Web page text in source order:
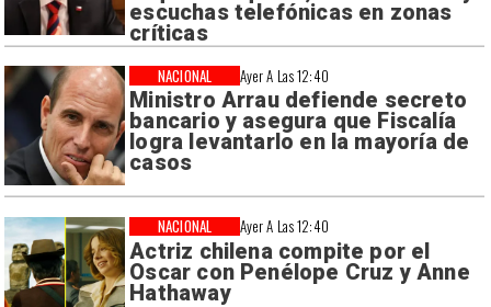
escuchas telefónicas en zonas
críticas
Ayer A Las 12:40
Ministro Arrau defiende secreto
bancario y asegura que Fiscalía
logra levantarlo en la mayoría de
casos
NACIONAL
Ayer A Las 12:40
Actriz chilena compite por el
Oscar con Penélope Cruz y Anne
Hathaway
NACIONAL